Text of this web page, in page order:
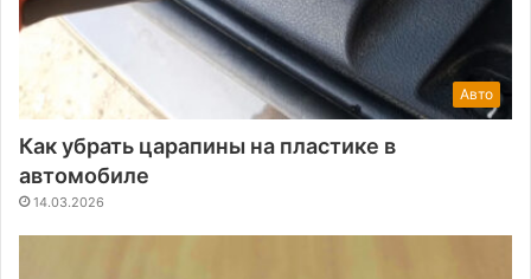
Авто
Как убрать царапины на пластике в
автомобиле
14.03.2026